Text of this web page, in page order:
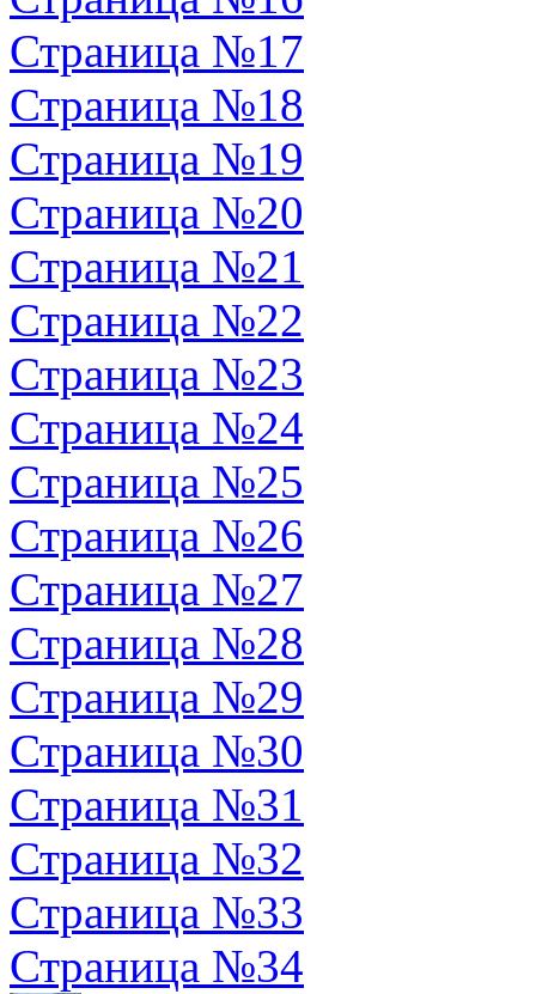
Страница №17
Страница №18
Страница №19
Страница №20
Страница №21
Страница №22
Страница №23
Страница №24
Страница №25
Страница №26
Страница №27
Страница №28
Страница №29
Страница №30
Страница №31
Страница №32
Страница №33
Страница №34